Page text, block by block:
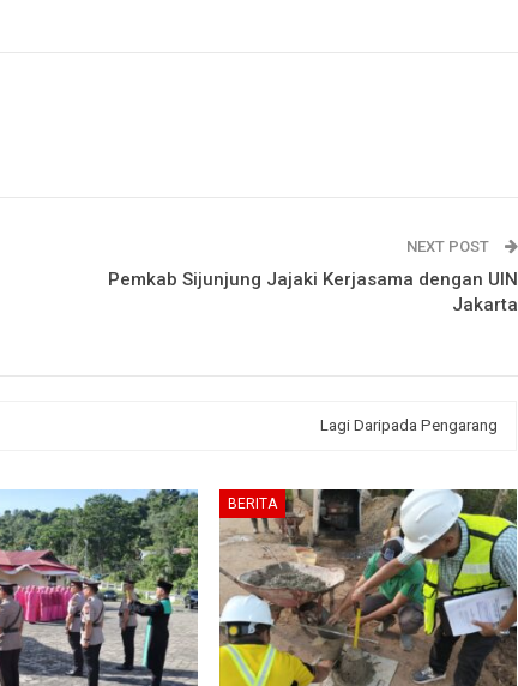
NEXT POST
Pemkab Sijunjung Jajaki Kerjasama dengan UIN
Jakarta
Lagi Daripada Pengarang
BERITA